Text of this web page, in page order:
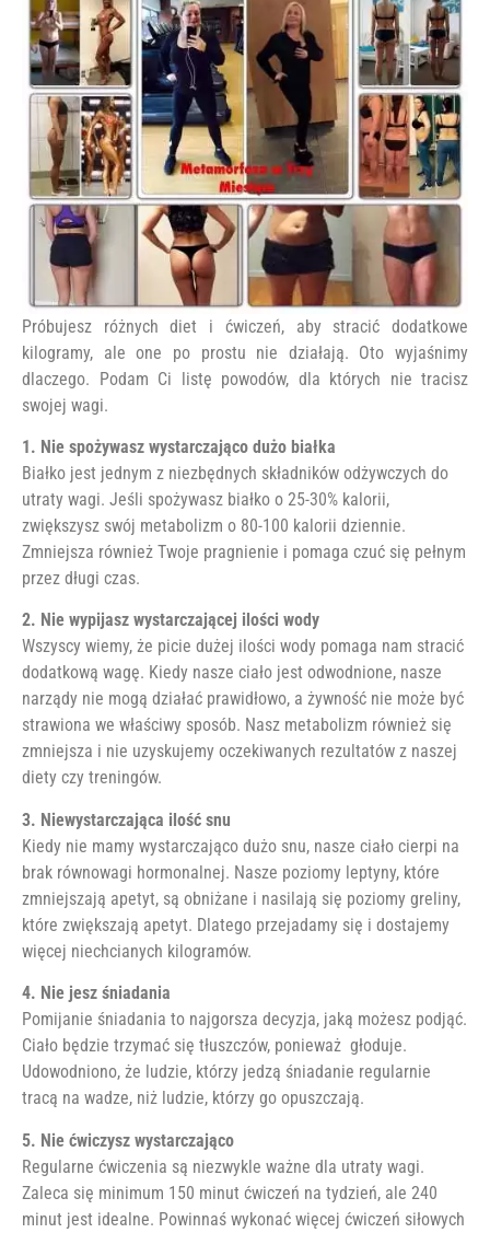
Próbujesz różnych diet i ćwiczeń, aby stracić dodatkowe
kilogramy, ale one po prostu nie działają. Oto wyjaśnimy
dlaczego. Podam Ci listę powodów, dla których nie tracisz
swojej wagi.
1. Nie spożywasz wystarczająco dużo białka
Białko jest jednym z niezbędnych składników odżywczych do
utraty wagi. Jeśli spożywasz białko o 25-30% kalorii,
zwiększysz swój metabolizm o 80-100 kalorii dziennie.
Zmniejsza również Twoje pragnienie i pomaga czuć się pełnym
przez długi czas.
2. Nie wypijasz wystarczającej ilości wody
Wszyscy wiemy, że picie dużej ilości wody pomaga nam stracić
dodatkową wagę. Kiedy nasze ciało jest odwodnione, nasze
narządy nie mogą działać prawidłowo, a żywność nie może być
strawiona we właściwy sposób. Nasz metabolizm również się
zmniejsza i nie uzyskujemy oczekiwanych rezultatów z naszej
diety czy treningów.
3. Niewystarczająca ilość snu
Kiedy nie mamy wystarczająco dużo snu, nasze ciało cierpi na
brak równowagi hormonalnej. Nasze poziomy leptyny, które
zmniejszają apetyt, są obniżane i nasilają się poziomy greliny,
które zwiększają apetyt. Dlatego przejadamy się i dostajemy
więcej niechcianych kilogramów.
4. Nie jesz śniadania
Pomijanie śniadania to najgorsza decyzja, jaką możesz podjąć.
Ciało będzie trzymać się tłuszczów, ponieważ głoduje.
Udowodniono, że ludzie, którzy jedzą śniadanie regularnie
tracą na wadze, niż ludzie, którzy go opuszczają.
5. Nie ćwiczysz wystarczająco
Regularne ćwiczenia są niezwykle ważne dla utraty wagi.
Zaleca się minimum 150 minut ćwiczeń na tydzień, ale 240
minut jest idealne. Powinnaś wykonać więcej ćwiczeń siłowych